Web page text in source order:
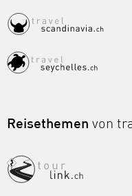
Reisethemen von